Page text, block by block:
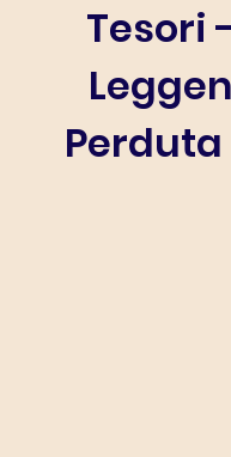
Tesori
Perduta